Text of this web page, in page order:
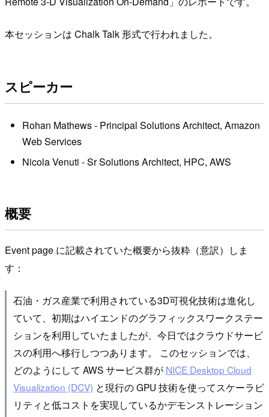
本セッションは Chalk Talk 形式で行われました。
スピーカー
Rohan Mathews - Principal Solutions Architect, Amazon
Web Services
Nicola Venuti - Sr Solutions Architect, HPC, AWS
概要
Event page に記載されていた概要から抜粋（意訳）しま
す：
石油・ガス産業で利用されている3D可視化技術は進化し
ていて、初期はハイエンドのグラフィックスワークステー
ションを利用していたましたが、今日ではクラウドサービ
スの利用へ移行しつつあります。 このセッションでは、
どのようにして AWS サービス群が NICE Desktop Cloud
Visualization (DCV) と現行の GPU 技術を使ってスケーラビ
リティと低コストを実現しているかデモンストレーション